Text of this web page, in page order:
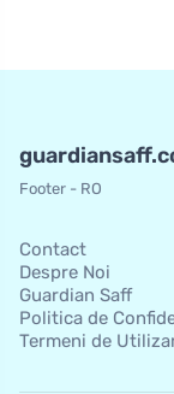
Footer - RO
Contact
Despre Noi
Guardian Saff
Politica de
Termeni de